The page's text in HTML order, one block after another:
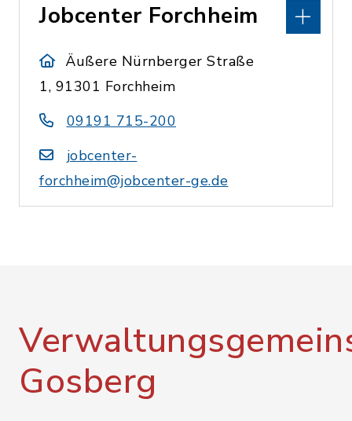
Jobcenter Forchheim
Äußere Nürnberger Straße
1, 91301 Forchheim
09191 715-200
jobcenter-
forchheim@jobcenter-ge.de
Gosberg